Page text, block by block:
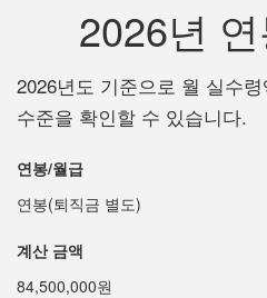
2026년
2026년도 기준으로 월 실수
수준을 확인할 수 있습니다.
연봉/월급
연봉(퇴직금 별도)
계산 금액
84,500,000원